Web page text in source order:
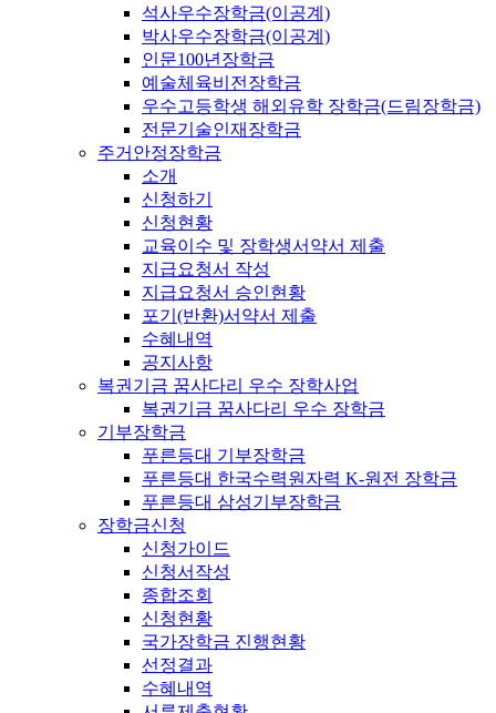
석사우수장학금(이공계)
박사우수장학금(이공계)
인문100년장학금
예술체육비전장학금
우수고등학생 해외유학 장학금(드림장학금)
전문기술인재장학금
주거안정장학금
소개
신청하기
신청현황
교육이수 및 장학생서약서 제출
지급요청서 작성
지급요청서 승인현황
포기(반환)서약서 제출
수혜내역
공지사항
복권기금 꿈사다리 우수 장학사업
복권기금 꿈사다리 우수 장학금
기부장학금
푸른등대 기부장학금
푸른등대 한국수력원자력 K-원전 장학금
푸른등대 삼성기부장학금
장학금신청
신청가이드
신청서작성
종합조회
신청현황
국가장학금 진행현황
선정결과
수혜내역